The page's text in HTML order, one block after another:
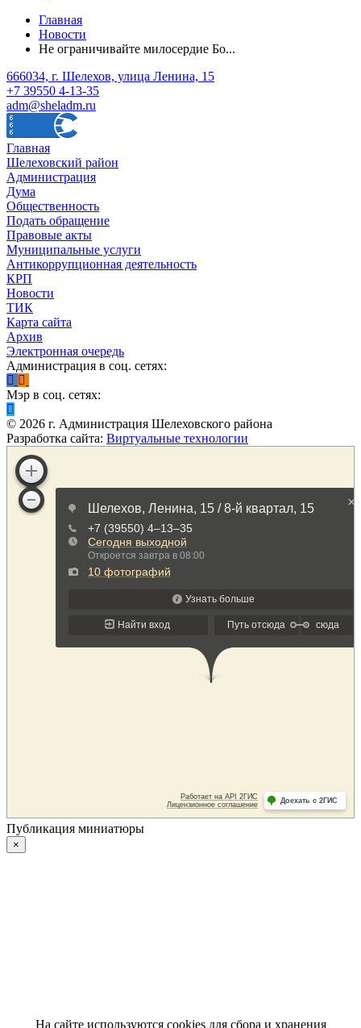
Главная
Новости
Не ограничивайте милосердие Бо...
666034, г. Шелехов, улица Ленина, 15
+7 39550 4-13-35
adm@sheladm.ru
Главная
Шелеховский район
Администрация
Дума
Общественность
Подать обращение
Правовые акты
Муниципальные услуги
Антикоррупционная деятельность
КРП
Новости
ТИК
Карта сайта
Архив
Электронная очередь
Администрация в соц. сетях:
Мэр в соц. сетях:
© 2026 г. Администрация Шелеховского района
Разработка сайта: Виртуальные технологии
Публикация миниатюры
×
На сайте используются cookies для сбора и хранения